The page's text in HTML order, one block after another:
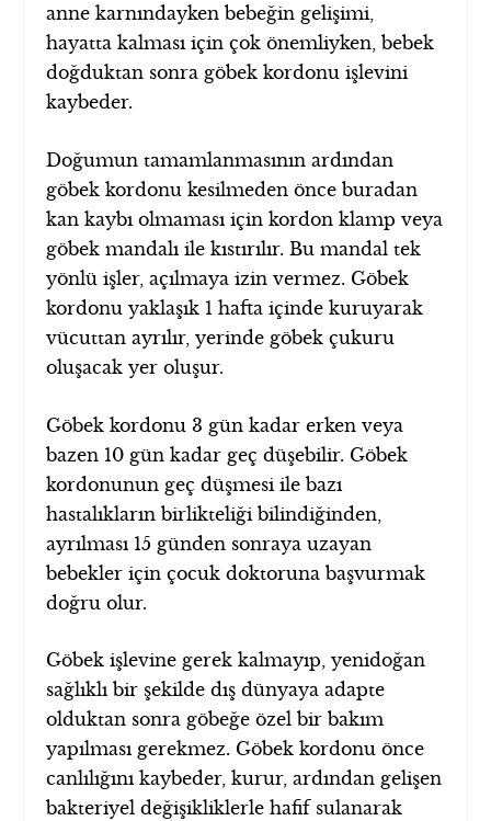
anne karnındayken bebeğin gelişimi,
hayatta kalması için çok önemliyken, bebek
doğduktan sonra göbek kordonu işlevini
kaybeder.
Doğumun tamamlanmasının ardından
göbek kordonu kesilmeden önce buradan
kan kaybı olmaması için kordon klamp veya
göbek mandalı ile kıstırılır. Bu mandal tek
yönlü işler, açılmaya izin vermez. Göbek
kordonu yaklaşık 1 hafta içinde kuruyarak
vücuttan ayrılır, yerinde göbek çukuru
oluşacak yer oluşur.
Göbek kordonu 3 gün kadar erken veya
bazen 10 gün kadar geç düşebilir. Göbek
kordonunun geç düşmesi ile bazı
hastalıkların birlikteliği bilindiğinden,
ayrılması 15 günden sonraya uzayan
bebekler için çocuk doktoruna başvurmak
doğru olur.
Göbek işlevine gerek kalmayıp, yenidoğan
sağlıklı bir şekilde dış dünyaya adapte
olduktan sonra göbeğe özel bir bakım
yapılması gerekmez. Göbek kordonu önce
canlılığını kaybeder, kurur, ardından gelişen
bakteriyel değişikliklerle hafif sulanarak